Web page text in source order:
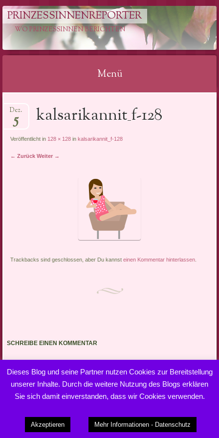
PRINZESSINNENREPORTER
WO PRINZESSINNEN BERICHTEN
Menü
zum
Inhalt
kalsarikannit_f-128
Dez.
5
Veröffentlicht in 128 × 128 inkalsarikannit_f-128
← Zurück Weiter →
Trackbacks sind geschlossen, aber Du kannsteinen Kommentar hinterlassen
SCHREIBE EINEN KOMMENTAR
Dieses Blog läuft mit WordPress |Theme: Bouquet von
WordPress.com
Dieses Blog und seine Partner nutzen Cookies zur Bereitstellung
unserer Inhalte. Durch die weitere Nutzung des Blogs erklären
Sie sich damit einverstanden, dass wir Cookies verwenden.
Akzeptieren Mehr Informationen - Datenschutz